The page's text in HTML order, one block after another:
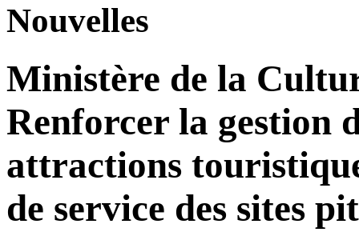
Nouvelles
Ministère de la
Renforcer la gestion
attractions
de service des sites